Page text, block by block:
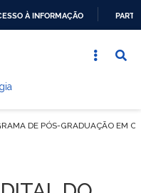
À INFORMAÇÃO
DE PÓS-GRADUAÇÃO EM